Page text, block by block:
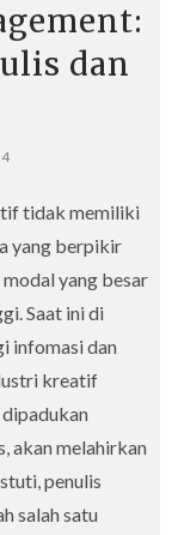
dan
tidak memiliki
yang berpikir
yang besar
Saat ini di
infomasi dan
kreatif
akan melahirkan
penulis
salah satu